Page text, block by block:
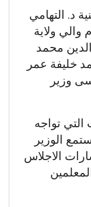
د. التهامي
والي ولاية
محمد
خليفة عمر
وزير
التي تواجه
الوزير
الاجلاس